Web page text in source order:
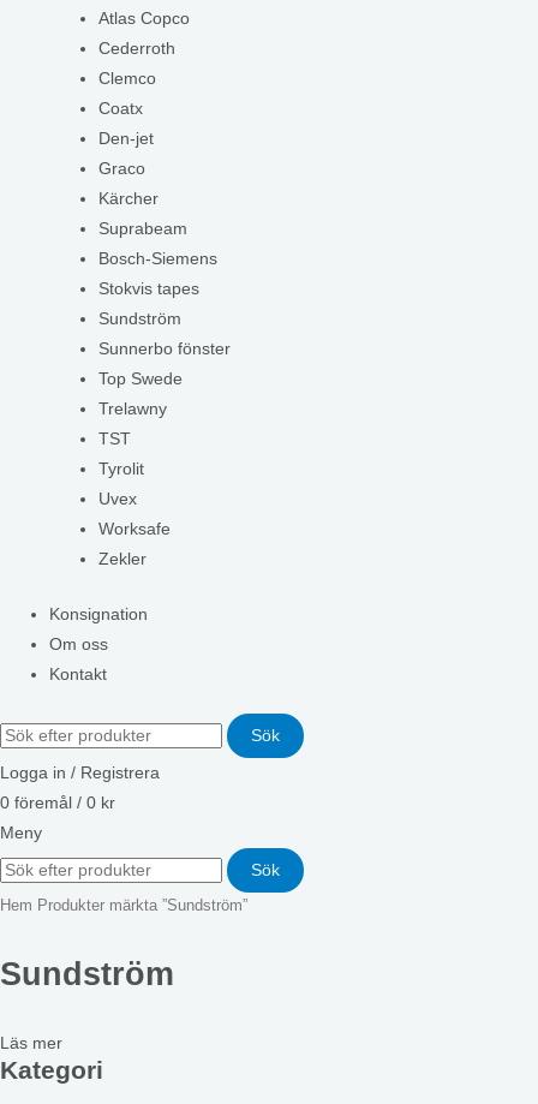
Atlas Copco
Cederroth
Clemco
Coatx
Den-jet
Graco
Kärcher
Suprabeam
Bosch-Siemens
Stokvis tapes
Sundström
Sunnerbo fönster
Top Swede
Trelawny
TST
Tyrolit
Uvex
Worksafe
Zekler
Konsignation
Om oss
Kontakt
Sök
Logga in / Registrera
0 föremål / 0 kr
Meny
Sök
Hem Produkter märkta ”Sundström”
Sundström
Läs mer
Kategori